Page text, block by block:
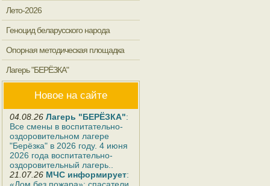
Лето-2026
Геноцид беларусского народа
Опорная методическая площадка
Лагерь "БЕРЁЗКА"
Новое на сайте
04.08.26 Лагерь "БЕРЁЗКА":
Все смены в воспитательно-
оздоровительном лагере
"Берёзка" в 2026 году. 4 июня
2026 года воспитательно-
оздоровительный лагерь..
21.07.26 МЧС информирует: